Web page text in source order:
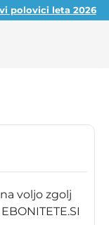
polovici leta 2026
voljo zgolj